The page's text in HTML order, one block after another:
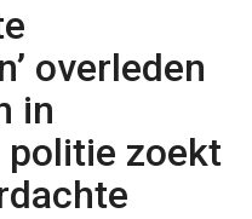
overleden
in
zoekt